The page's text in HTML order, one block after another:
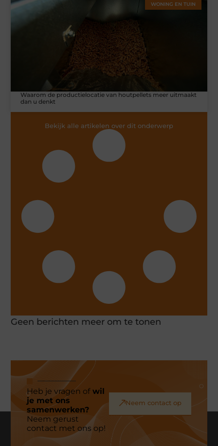
WONING EN TUIN
Waarom de productielocatie van houtpellets meer uitmaakt
dan u denkt
Bekijk alle artikelen over dit onderwerp
Geen berichten meer om te tonen
Heb je vragen ofwil
je met ons
samenwerken?
Neem gerust
contact met ons op!
Neem contact op